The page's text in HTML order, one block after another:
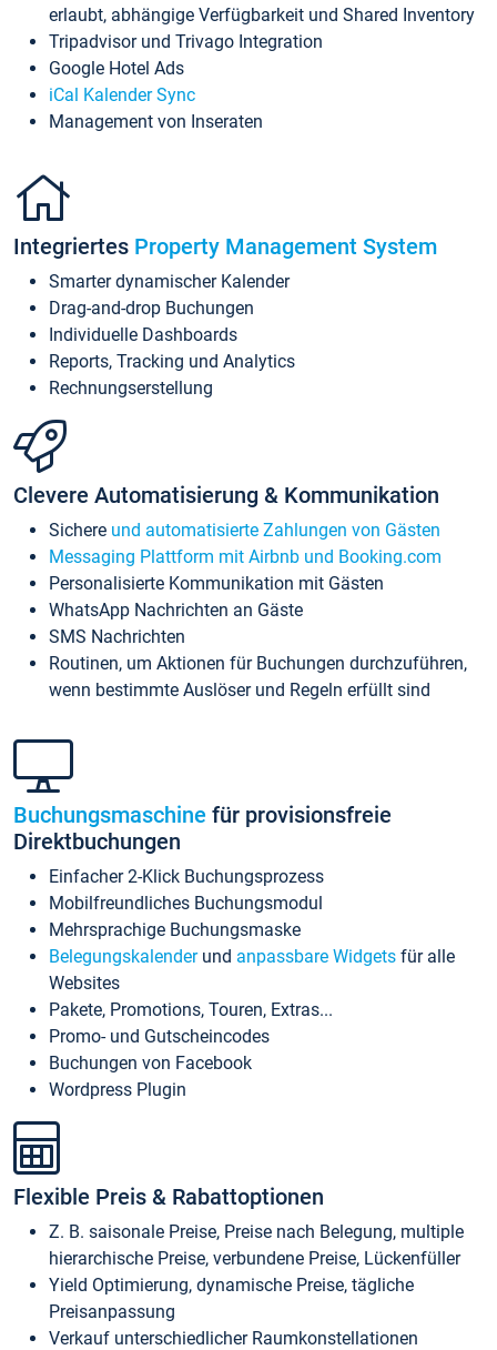
erlaubt, abhängige Verfügbarkeit und Shared Inventory
Tripadvisor und Trivago Integration
Google Hotel Ads
iCal Kalender Sync
Management von Inseraten
Integriertes Property Management System
Smarter dynamischer Kalender
Drag-and-drop Buchungen
Individuelle Dashboards
Reports, Tracking und Analytics
Rechnungserstellung
Clevere Automatisierung & Kommunikation
Sichere und automatisierte Zahlungen von Gästen
Messaging Plattform mit Airbnb und Booking.com
Personalisierte Kommunikation mit Gästen
WhatsApp Nachrichten an Gäste
SMS Nachrichten
Routinen, um Aktionen für Buchungen durchzuführen,
wenn bestimmte Auslöser und Regeln erfüllt sind
Buchungsmaschine für provisionsfreie
Direktbuchungen
Einfacher 2-Klick Buchungsprozess
Mobilfreundliches Buchungsmodul
Mehrsprachige Buchungsmaske
Belegungskalenderund anpassbare Widgets für alle
Websites
Pakete, Promotions, Touren, Extras...
Promo- und Gutscheincodes
Buchungen von Facebook
Wordpress Plugin
Flexible Preis & Rabattoptionen
Z. B. saisonale Preise, Preise nach Belegung, multiple
hierarchische Preise, verbundene Preise, Lückenfüller
Yield Optimierung, dynamische Preise, tägliche
Preisanpassung
Verkauf unterschiedlicher Raumkonstellationen